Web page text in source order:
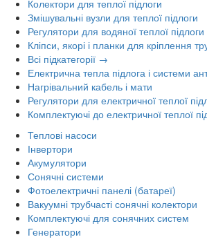
Колектори для теплої підлоги
Змішувальні вузли для теплої підлоги
Регулятори для водяної теплої підлоги
Кліпси, якорі і планки для кріплення
Всі підкатегорії →
Електрична тепла підлога і системи
Нагрівальний кабель і мати
Регулятори для електричної теплої
Комплектуючі до електричної теплої
Теплові насоси
Інвертори
Акумулятори
Сонячні системи
Фотоелектричні панелі (батареї)
Вакуумні трубчасті сонячні колектори
Комплектуючі для сонячних систем
Генератори